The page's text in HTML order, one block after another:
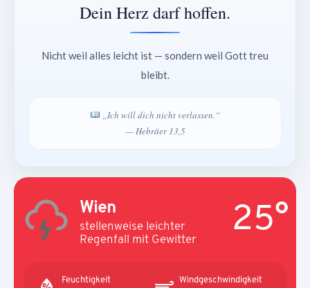
Dein Herz darf hoffen.
Nicht weil alles leicht ist — sondern weil Gott treu
bleibt.
„Ich will dich nicht verlassen.“
— Hebräer 13,5
Wien
stellenweise leichter
Regenfall mit Gewitter
25°
Feuchtigkeit Windgeschwindigkeit